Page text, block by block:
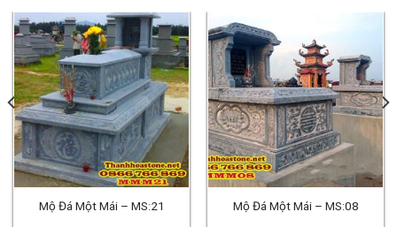
Mộ Đá Một Mái – MS:21 Mộ Đá Một Mái – MS:08